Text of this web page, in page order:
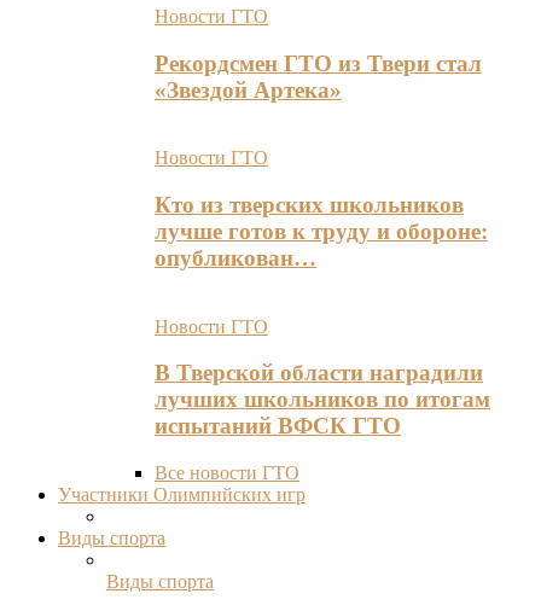
Новости ГТО
Рекордсмен ГТО из Твери стал
«Звездой Артека»
Новости ГТО
Кто из тверских школьников
лучше готов к труду и обороне:
опубликован…
Новости ГТО
В Тверской области наградили
лучших школьников по итогам
испытаний ВФСК ГТО
Все новости ГТО
Участники Олимпийских игр
Виды спорта
Виды спорта